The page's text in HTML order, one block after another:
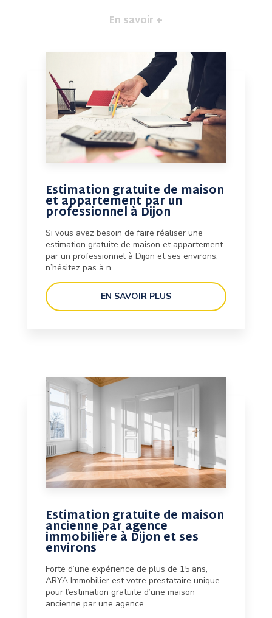
En savoir +
Estimation gratuite de maison
et appartement par un
professionnel à Dijon
Si vous avez besoin de faire réaliser une
estimation gratuite de maison et appartement
par un professionnel à Dijon et ses environs,
n’hésitez pas à n...
EN SAVOIR PLUS
Estimation gratuite de maison
ancienne par agence
immobilière à Dijon et ses
environs
Forte d’une expérience de plus de 15 ans,
ARYA Immobilier est votre prestataire unique
pour l’estimation gratuite d’une maison
ancienne par une agence...